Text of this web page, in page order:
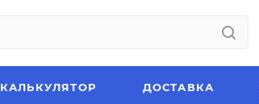
КАЛЬКУЛЯТОР ДОСТАВКА